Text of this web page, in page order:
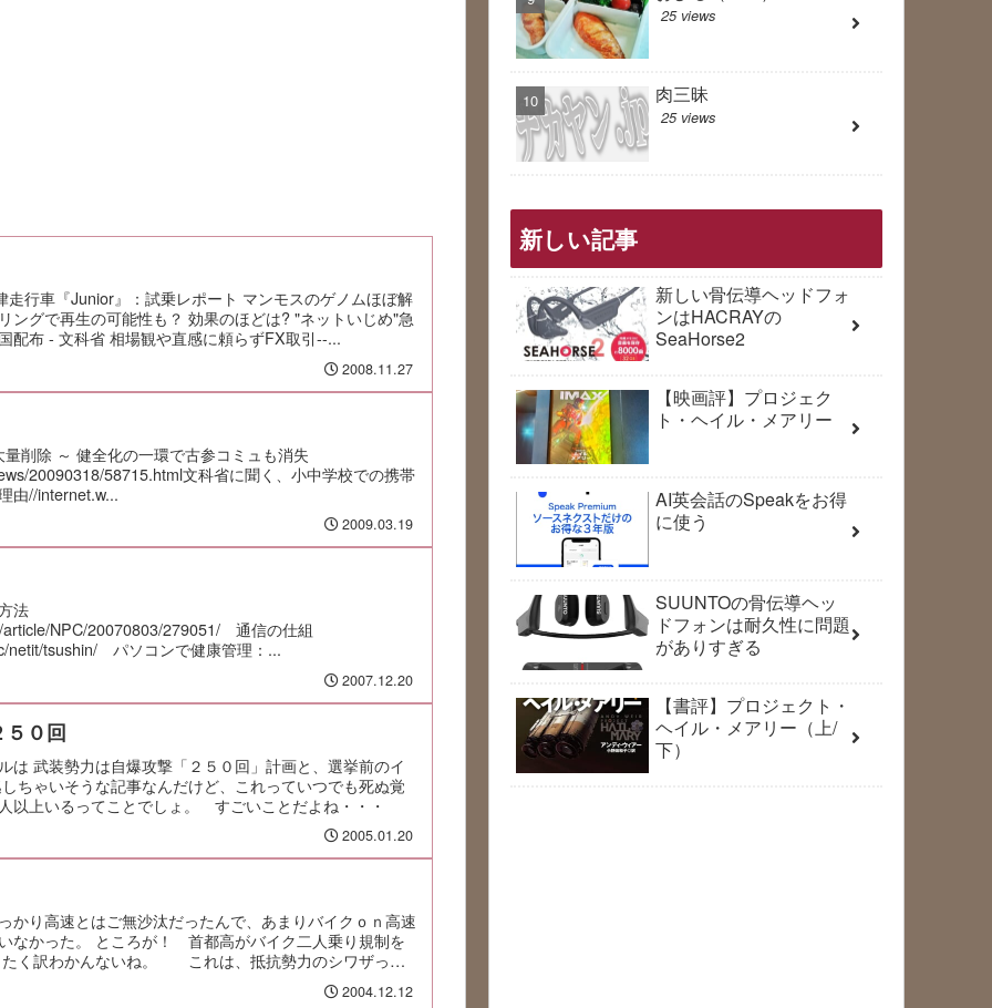
走行車『Junior』：試乗レポート マンモスのゲノムほぼ解
ングで再生の可能性も？ 効果のほどは? "ネットいじめ"急
配布 - 文科省 相場観や直感に頼らずFX取引--...
2008.11.27
量削除 ～ 健全化の一環で古参コミュも消失
20090318/58715.html文科省に聞く、小中学校での携帯
由//internet.w...
2009.03.19
法
NPC/20070803/279051/ 通信の仕組
tsushin/ パソコンで健康管理：...
2007.12.20
０回
武装勢力は自爆攻撃「２５０回」計画と、選挙前のイ
ちゃいそうな記事なんだけど、これっていつでも死ぬ覚
以上いるってことでしょ。 すごいことだよね・・・
2005.01.20
り高速とはご無沙汰だったんで、あまりバイクｏｎ高速
なかった。 ところが！ 首都高がバイク二人乗り規制を
たく訳わかんないね。 これは、抵抗勢力のシワザって
2004.12.12
25 views
肉三昧
25 views
新しい記事
新しい骨伝導ヘッドフォ
ンはHACRAYの
SeaHorse2
【映画評】プロジェク
ト・ヘイル・メアリー
AI英会話のSpeakをお得
に使う
SUUNTOの骨伝導ヘッ
ドフォンは耐久性に問題
がありすぎる
【書評】プロジェクト・
ヘイル・メアリー（上/
下）